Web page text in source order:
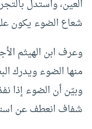
العين، واستدل
شعاع الضوء يكون
وعرف ابن الهيثم
منها الضوء ويدرك
وبيّن أن الضوء إذا
شفاف انعطف عن